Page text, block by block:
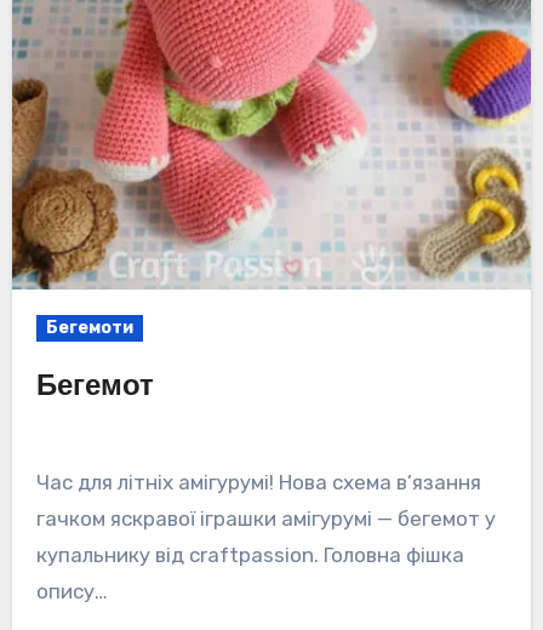
Бегемоти
Бегемот
Час для літніх амігурумі! Нова схема в’язання
гачком яскравої іграшки амігурумі — бегемот у
купальнику від craftpassion. Головна фішка
опису…